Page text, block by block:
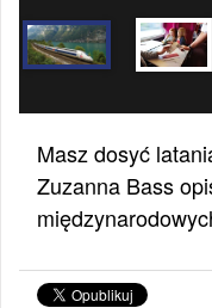
Masz dosyć
Zuzanna Bass